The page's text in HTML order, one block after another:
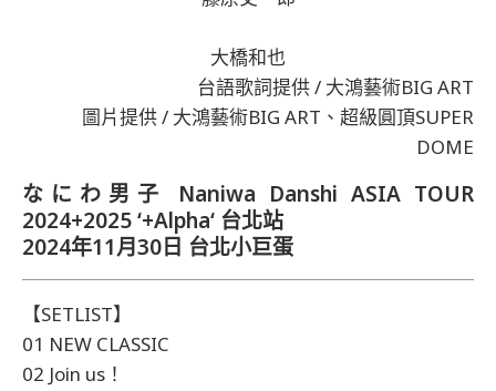
大橋和也
台語歌詞提供 / 大鴻藝術BIG ART
圖片提供 / 大鴻藝術BIG ART、超級圓頂SUPER
DOME
なにわ男子 Naniwa Danshi ASIA TOUR
2024+2025 ‘+Alpha‘ 台北站
2024年11月30日 台北小巨蛋
【SETLIST】
01 NEW CLASSIC
02 Join us！